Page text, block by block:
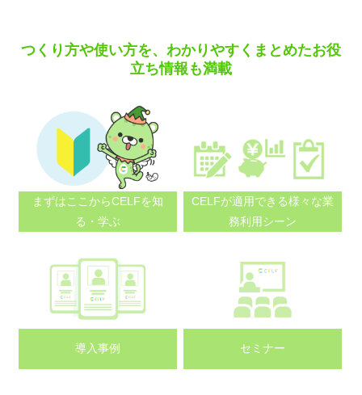
つくり方や使い方を、わかりやすくまとめたお役
立ち情報も満載
まずはここからCELFを知
る・学ぶ
CELFが適用できる様々な業
務利用シーン
導入事例 セミナー